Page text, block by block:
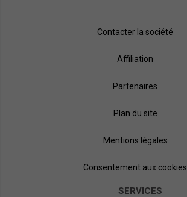
Contacter la société
Affiliation
Partenaires
Plan du site
Mentions légales
Consentement aux cookies
SERVICES